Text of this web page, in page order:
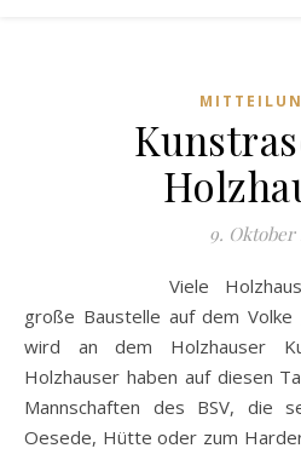
9. Oktober
Viele Holzhauser haben sicherlich die
große Baustelle auf dem
wird an dem Holzhauser
Holzhauser haben auf diesen
Mannschaften des BSV, die
Oesede, Hütte oder zum